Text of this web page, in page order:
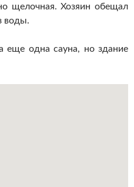
щелочная. Хозяин обещал
воды.
еще одна сауна, но здание